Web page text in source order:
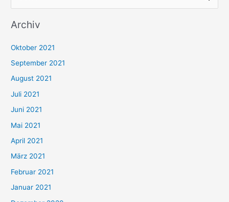
c
n
n
a
c
h
:
Archiv
Oktober 2021
September 2021
August 2021
Juli 2021
Juni 2021
Mai 2021
April 2021
März 2021
Februar 2021
Januar 2021